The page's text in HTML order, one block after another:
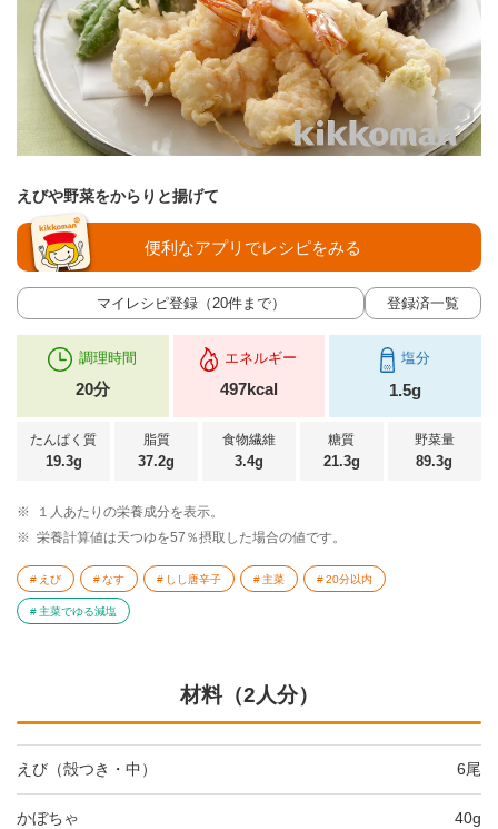
えびや野菜をからりと揚げて
マイレシピ登録（20件まで） 登録済一覧
便利なアプリでレシピをみる
調理時間
20分
エネルギー
497kcal
塩分
1.5g
たんぱく質
19.3g
脂質
37.2g
食物繊維
3.4g
糖質
21.3g
野菜量
89.3g
※
１人あたりの栄養成分を表示。
※ 栄養計算値は天つゆを57％摂取した場合の値です。
えび なす しし唐辛子 主菜 20分以内
主菜でゆる減塩
材料（2人分）
えび（殻つき・中） 6尾
かぼちゃ 40g